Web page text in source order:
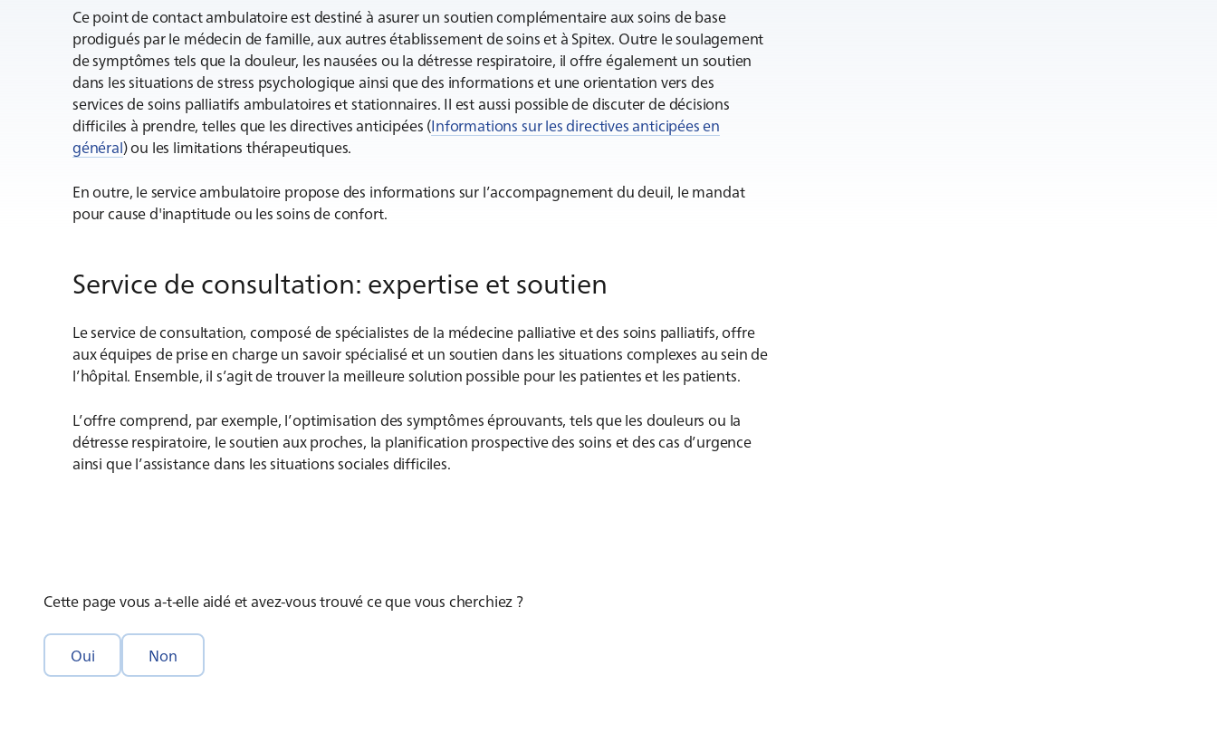
Ce point de contact ambulatoire est destiné à asurer un soutien complémentaire aux soins de base
prodigués par le médecin de famille, aux autres établissement de soins et à Spitex. Outre le soulagement
de symptômes tels que la douleur, les nausées ou la détresse respiratoire, il offre également un soutien
dans les situations de stress psychologique ainsi que des informations et une orientation vers des
services de soins palliatifs ambulatoires et stationnaires. Il est aussi possible de discuter de décisions
difficiles à prendre, telles que les directives anticipées (Informations sur les directives anticipées en
général) ou les limitations thérapeutiques.
En outre, le service ambulatoire propose des informations sur l’accompagnement du deuil, le mandat
pour cause d'inaptitude ou les soins de confort.
Service de consultation: expertise et soutien
Le service de consultation, composé de spécialistes de la médecine palliative et des soins palliatifs, offre
aux équipes de prise en charge un savoir spécialisé et un soutien dans les situations complexes au sein de
l’hôpital. Ensemble, il s’agit de trouver la meilleure solution possible pour les patientes et les patients.
L’offre comprend, par exemple, l’optimisation des symptômes éprouvants, tels que les douleurs ou la
détresse respiratoire, le soutien aux proches, la planification prospective des soins et des cas d’urgence
ainsi que l’assistance dans les situations sociales difficiles.
Cette page vous a-t-elle aidé et avez-vous trouvé ce que vous cherchiez ?
Oui Non